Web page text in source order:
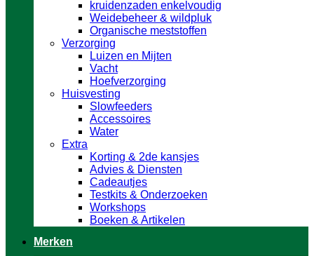
kruidenzaden enkelvoudig
Weidebeheer & wildpluk
Organische meststoffen
Verzorging
Luizen en Mijten
Vacht
Hoefverzorging
Huisvesting
Slowfeeders
Accessoires
Water
Extra
Korting & 2de kansjes
Advies & Diensten
Cadeautjes
Testkits & Onderzoeken
Workshops
Boeken & Artikelen
Merken